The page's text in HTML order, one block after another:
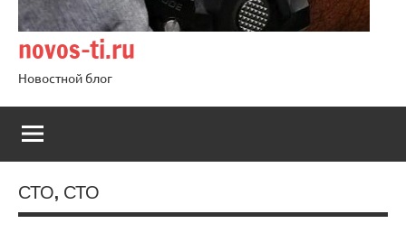
novos-ti.ru
Новостной блог
СТО, СТО